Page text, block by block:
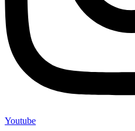
Youtube